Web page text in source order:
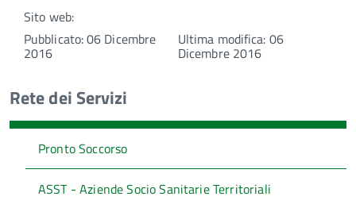
Sito web:
Pubblicato: 06 Dicembre
2016
Ultima modifica: 06
Dicembre 2016
Rete dei Servizi
Pronto Soccorso
ASST - Aziende Socio Sanitarie Territoriali